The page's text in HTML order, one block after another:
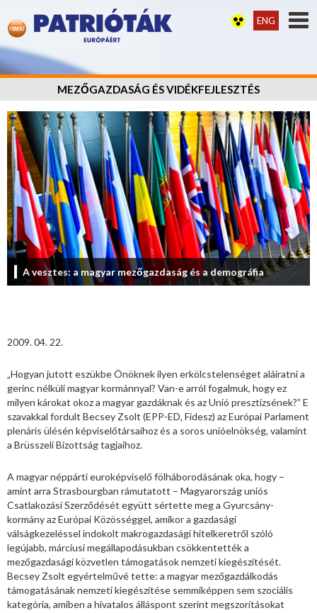
ENG
MEZŐGAZDASÁG ÉS VIDÉKFEJLESZTÉS
A vesztes: a magyar mezőgazdaság és a demográfia
2009. 04. 22.
„Hogyan jutott eszükbe Önöknek ilyen erkölcstelenséget aláíratni a
gerinc nélküli magyar kormánnyal? Van-e arról fogalmuk, hogy ez
milyen károkat okoz a magyar gazdáknak és az Unió presztízsének?” E
szavakkal fordult Becsey Zsolt (EPP-ED, Fidesz) az Európai Parlament
plenáris ülésén képviselőtársaihoz és a soros unióelnökség, valamint
a Brüsszeli Bizottság tagjaihoz.
A magyar néppárti euroképviselő fölháborodásának oka, hogy –
amint arra Strasbourgban rámutatott – Magyarország uniós
Csatlakozási Szerződését együtt sértette meg a Gyurcsány-
kormány az Európai Közösséggel, amikor a gazdasági
válságkezeléssel indokolt makrogazdasági hitelkeretről szóló
legújabb, márciusi megállapodásukban csökkentették a
mezőgazdasági közvetlen támogatások nemzeti kiegészítését.
Becsey Zsolt egyértelművé tette: a magyar mezőgazdálkodás
támogatásának nemzeti kiegészítése semmiképpen sem szociális
kategória, amiben a hivatalos álláspont szerint megszorításokat